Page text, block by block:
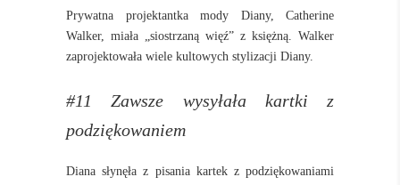
Prywatna projektantka mody Diany, Catherine
Walker, miała „siostrzaną więź” z księżną. Walker
zaprojektowała wiele kultowych stylizacji Diany.
#11 Zawsze wysyłała kartki z
podziękowaniem
Diana słynęła z pisania kartek z podziękowaniami